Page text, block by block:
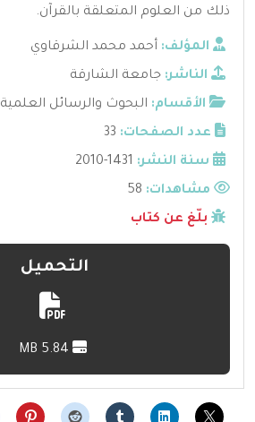
ذلك من العلوم المتعلقة بالقرآن.
المؤلف: أحمد محمد الشرقاوي
الناشر: جامعة الشارقة
الأقسام: البحوث والرسائل العلمية
عدد الصفحات: 33
سنة النشر: 1431-2010
مشاهدات:
بلّغ عن كتاب
التحميل